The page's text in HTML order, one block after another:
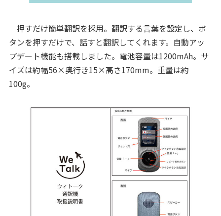
押すだけ簡単翻訳を採用。翻訳する言葉を設定し、ボ
タンを押すだけで、話すと翻訳してくれます。自動アッ
プデート機能も搭載しました。電池容量は1200mAh。サ
イズは約幅56×奥行き15×高さ170mm。重量は約
100g。